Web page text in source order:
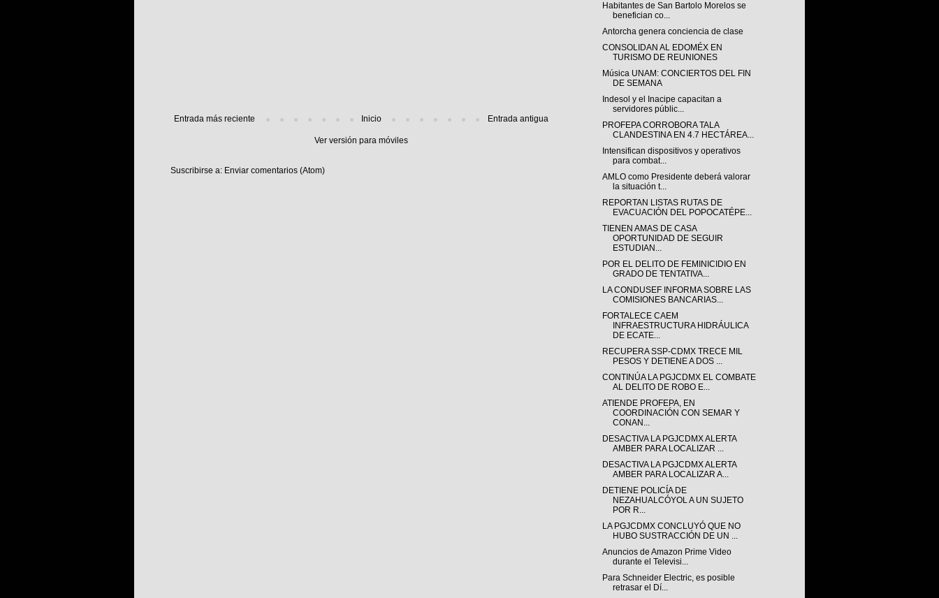
Entrada más reciente Entrada antigua
Inicio
Ver versión para móviles
Suscribirse a: Enviar comentarios (Atom)
Habitantes de San Bartolo Morelos se
benefician co...
Antorcha genera conciencia de clase
CONSOLIDAN AL EDOMÉX EN
TURISMO DE REUNIONES
Música UNAM: CONCIERTOS DEL FIN
DE SEMANA
Indesol y el Inacipe capacitan a
servidores públic...
PROFEPA CORROBORA TALA
CLANDESTINA EN 4.7 HECTÁREA...
Intensifican dispositivos y operativos
para combat...
AMLO como Presidente deberá valorar
la situación t...
REPORTAN LISTAS RUTAS DE
EVACUACIÓN DEL POPOCATÉPE...
TIENEN AMAS DE CASA
OPORTUNIDAD DE SEGUIR
ESTUDIAN...
POR EL DELITO DE FEMINICIDIO EN
GRADO DE TENTATIVA...
LA CONDUSEF INFORMA SOBRE LAS
COMISIONES BANCARIAS...
FORTALECE CAEM
INFRAESTRUCTURA HIDRÁULICA
DE ECATE...
RECUPERA SSP-CDMX TRECE MIL
PESOS Y DETIENE A DOS ...
CONTINÚA LA PGJCDMX EL COMBATE
AL DELITO DE ROBO E...
ATIENDE PROFEPA, EN
COORDINACIÓN CON SEMAR Y
CONAN...
DESACTIVA LA PGJCDMX ALERTA
AMBER PARA LOCALIZAR ...
DESACTIVA LA PGJCDMX ALERTA
AMBER PARA LOCALIZAR A...
DETIENE POLICÍA DE
NEZAHUALCÓYOL A UN SUJETO
POR R...
LA PGJCDMX CONCLUYÓ QUE NO
HUBO SUSTRACCIÓN DE UN ...
Anuncios de Amazon Prime Video
durante el Televisi...
Para Schneider Electric, es posible
retrasar el Dí...